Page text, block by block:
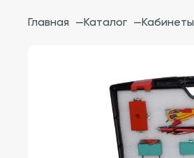
Главная —Каталог —Кабинеты